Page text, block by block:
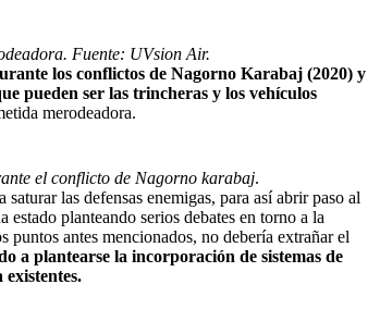
Fuente: UVsion Air.
los conflictos de Nagorno Karabaj (2020) y
pueden ser las trincheras y los vehículos
merodeadora.
el conflicto de Nagorno karabaj.
las defensas enemigas, para así abrir paso al
estado planteando serios debates en torno a la
antes mencionados, no debería extrañar el
a plantearse la incorporación de sistemas de